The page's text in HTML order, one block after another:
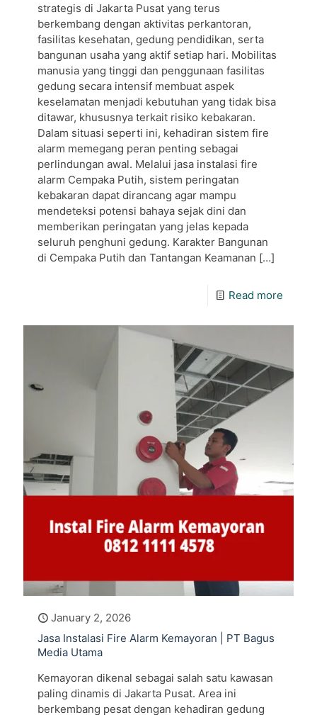
strategis di Jakarta Pusat yang terus
berkembang dengan aktivitas perkantoran,
fasilitas kesehatan, gedung pendidikan, serta
bangunan usaha yang aktif setiap hari. Mobilitas
manusia yang tinggi dan penggunaan fasilitas
gedung secara intensif membuat aspek
keselamatan menjadi kebutuhan yang tidak bisa
ditawar, khususnya terkait risiko kebakaran.
Dalam situasi seperti ini, kehadiran sistem fire
alarm memegang peran penting sebagai
perlindungan awal. Melalui jasa instalasi fire
alarm Cempaka Putih, sistem peringatan
kebakaran dapat dirancang agar mampu
mendeteksi potensi bahaya sejak dini dan
memberikan peringatan yang jelas kepada
seluruh penghuni gedung. Karakter Bangunan
di Cempaka Putih dan Tantangan Keamanan […]
Read more
January 2, 2026
Jasa Instalasi Fire Alarm Kemayoran | PT Bagus
Media Utama
Kemayoran dikenal sebagai salah satu kawasan
paling dinamis di Jakarta Pusat. Area ini
berkembang pesat dengan kehadiran gedung